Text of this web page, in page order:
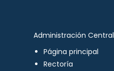
Administración Central
Página principal
Rectoría